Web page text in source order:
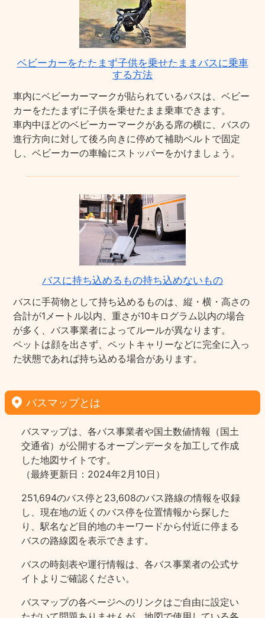
ベビーカーをたたまず子供を乗せたままバスに乗車
する方法
車内にベビーカーマークが貼られているバスは、ベビー
カーをたたまずに子供を乗せたまま乗車できます。
車内中ほどのベビーカーマークがある席の横に、バスの
進行方向に対して後ろ向きに停めて補助ベルトで固定
し、ベビーカーの車輪にストッパーをかけましょう。
バスに持ち込めるもの持ち込めないもの
バスに手荷物として持ち込めるものは、縦・横・高さの
合計が1メートル以内、重さが10キログラム以内の場合
が多く、バス事業者によってルールが異なります。
ペットは顔を出さず、ペットキャリーなどに完全に入っ
た状態であれば持ち込める場合があります。
バスマップとは
バスマップは、各バス事業者や国土数値情報（国土
交通省）が公開するオープンデータを加工して作成
した地図サイトです。
（最終更新日：2024年2月10日）
251,694のバス停と23,608のバス路線の情報を収録
し、現在地の近くのバス停を位置情報から探した
り、駅名など目的地のキーワードから付近に停まる
バスの路線図を表示できます。
バスの時刻表や運行情報は、各バス事業者の公式サ
イトよりご確認ください。
バスマップの各ページヘのリンクはご自由に設定い